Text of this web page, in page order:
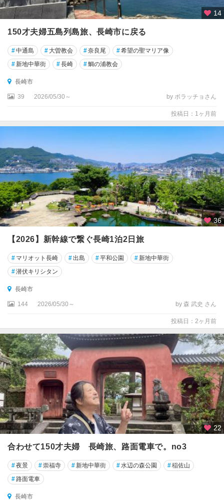
14
150才夫婦五島列島旅、長崎市に戻る
#中通島 # 大曽教会 #奈良尾 #希望の聖マリア像
#新地中華街 #長崎 #鯛の浦教会
長崎市
39 2026/05/30～ by ボラッチョさん
投稿日：1ヶ月前
36
【2026】新幹線で繋ぐ長崎1泊2日旅
# マリオット長崎 #出島 #平和公園 #新地中華街
#潜伏キリシタン
長崎市
144 2026/05/30～ by 森 武史 さん
投稿日：2ヶ月前
22
合わせて150才夫婦 長崎旅、路面電車で。no3
#夜景 #崇福寺 #新地中華街 #水辺の森公園 #稲佐山
#路面電車
長崎市